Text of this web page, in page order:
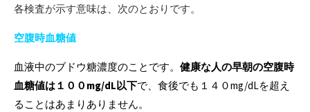
各検査が示す意味は、次のとおりです。
空腹時血糖値
血液中のブドウ糖濃度のことです。 健康な人の早朝の空腹時
血糖値は１００mg/dL以下で、食後でも１４０mg/dLを超え
ることはあまりありません。